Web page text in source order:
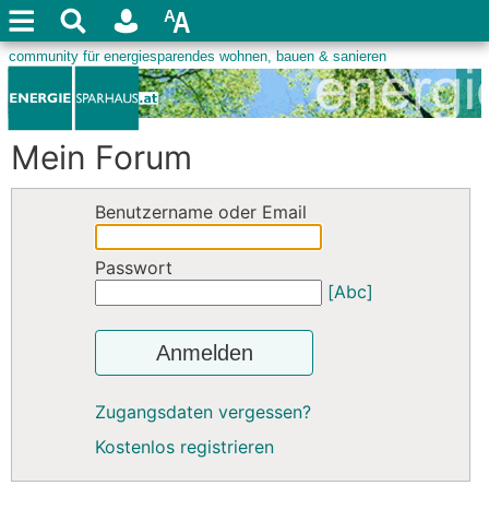
Mein Forum
Benutzername oder Email
Passwort
[Abc]
Anmelden
Zugangsdaten vergessen?
Kostenlos registrieren